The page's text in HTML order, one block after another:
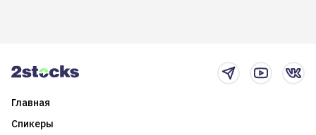
Главная
Спикеры